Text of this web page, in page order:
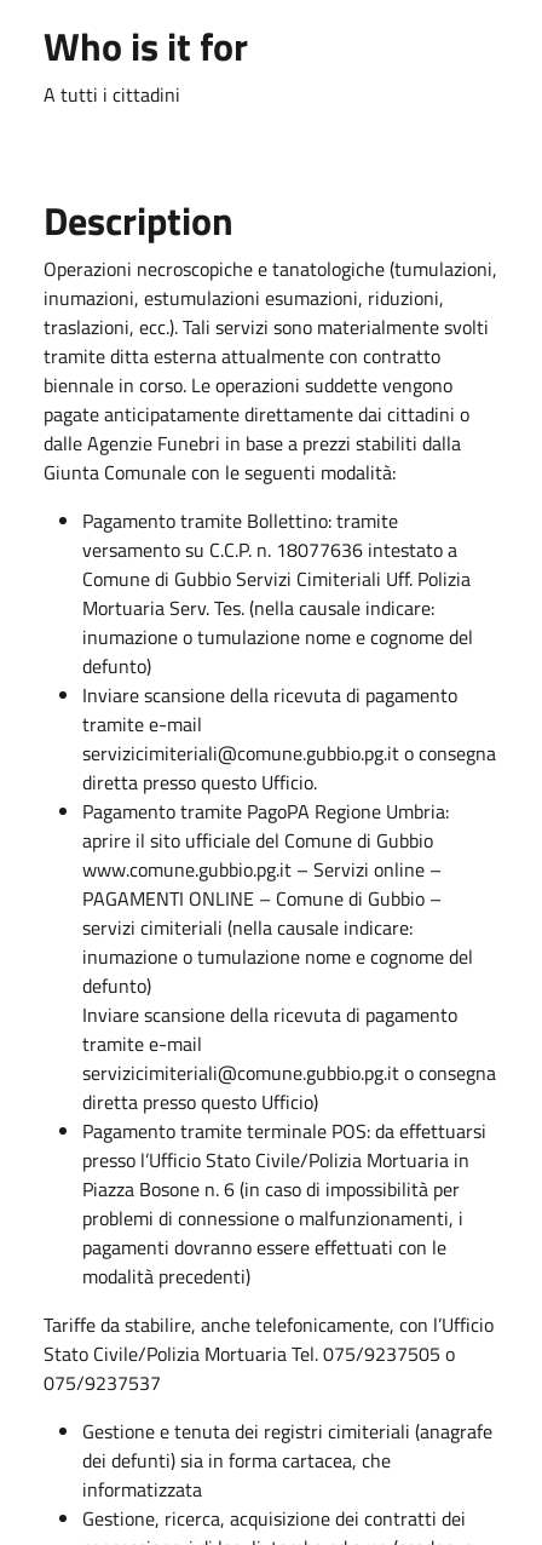
Who is it for
A tutti i cittadini
Description
Operazioni necroscopiche e tanatologiche (tumulazioni,
inumazioni, estumulazioni esumazioni, riduzioni,
traslazioni, ecc.). Tali servizi sono materialmente svolti
tramite ditta esterna attualmente con contratto
biennale in corso. Le operazioni suddette vengono
pagate anticipatamente direttamente dai cittadini o
dalle Agenzie Funebri in base a prezzi stabiliti dalla
Giunta Comunale con le seguenti modalità:
Pagamento tramite Bollettino: tramite
versamento su C.C.P. n. 18077636 intestato a
Comune di Gubbio Servizi Cimiteriali Uff. Polizia
Mortuaria Serv. Tes. (nella causale indicare:
inumazione o tumulazione nome e cognome del
defunto)
Inviare scansione della ricevuta di pagamento
tramite e-mail
servizicimiteriali@comune.gubbio.pg.it o consegna
diretta presso questo Ufficio.
Pagamento tramite PagoPA Regione Umbria:
aprire il sito ufficiale del Comune di Gubbio
www.comune.gubbio.pg.it – Servizi online –
PAGAMENTI ONLINE – Comune di Gubbio –
servizi cimiteriali (nella causale indicare:
inumazione o tumulazione nome e cognome del
defunto)
Inviare scansione della ricevuta di pagamento
tramite e-mail
servizicimiteriali@comune.gubbio.pg.it o consegna
diretta presso questo Ufficio)
Pagamento tramite terminale POS: da effettuarsi
presso l’Ufficio Stato Civile/Polizia Mortuaria in
Piazza Bosone n. 6 (in caso di impossibilità per
problemi di connessione o malfunzionamenti, i
pagamenti dovranno essere effettuati con le
modalità precedenti)
Tariffe da stabilire, anche telefonicamente, con l’Ufficio
Stato Civile/Polizia Mortuaria Tel. 075/9237505 o
075/9237537
Gestione e tenuta dei registri cimiteriali (anagrafe
dei defunti) sia in forma cartacea, che
informatizzata
Gestione, ricerca, acquisizione dei contratti dei